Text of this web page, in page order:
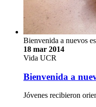
Bienvenida a nuevos
18 mar 2014
Vida UCR
Bienvenida a
Jóvenes recibieron